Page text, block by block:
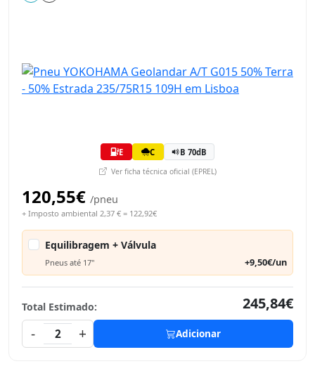
E C B 70dB
Ver ficha técnica oficial (EPREL)
120,55€ /pneu
+ Imposto ambiental 2,37 € = 122,92€
Equilibragem + Válvula
Pneus até 17" +9,50€/un
Total Estimado:
245,84€
-
2 + Adicionar